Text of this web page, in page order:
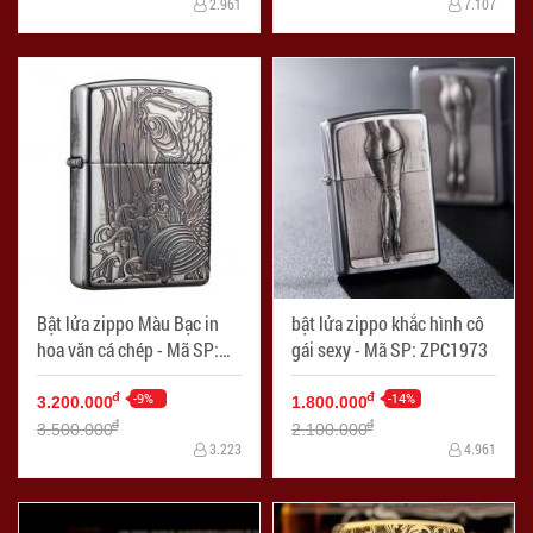
Bật lửa zippo Màu Bạc in
hoa văn cá chép - Mã SP:
ZPC1961
3.200.000đ -9%
3.500.000đ
3.223
bật lửa zippo khắc hình cô
gái sexy - Mã SP: ZPC1973
1.800.000đ -14%
2.100.000đ
4.961